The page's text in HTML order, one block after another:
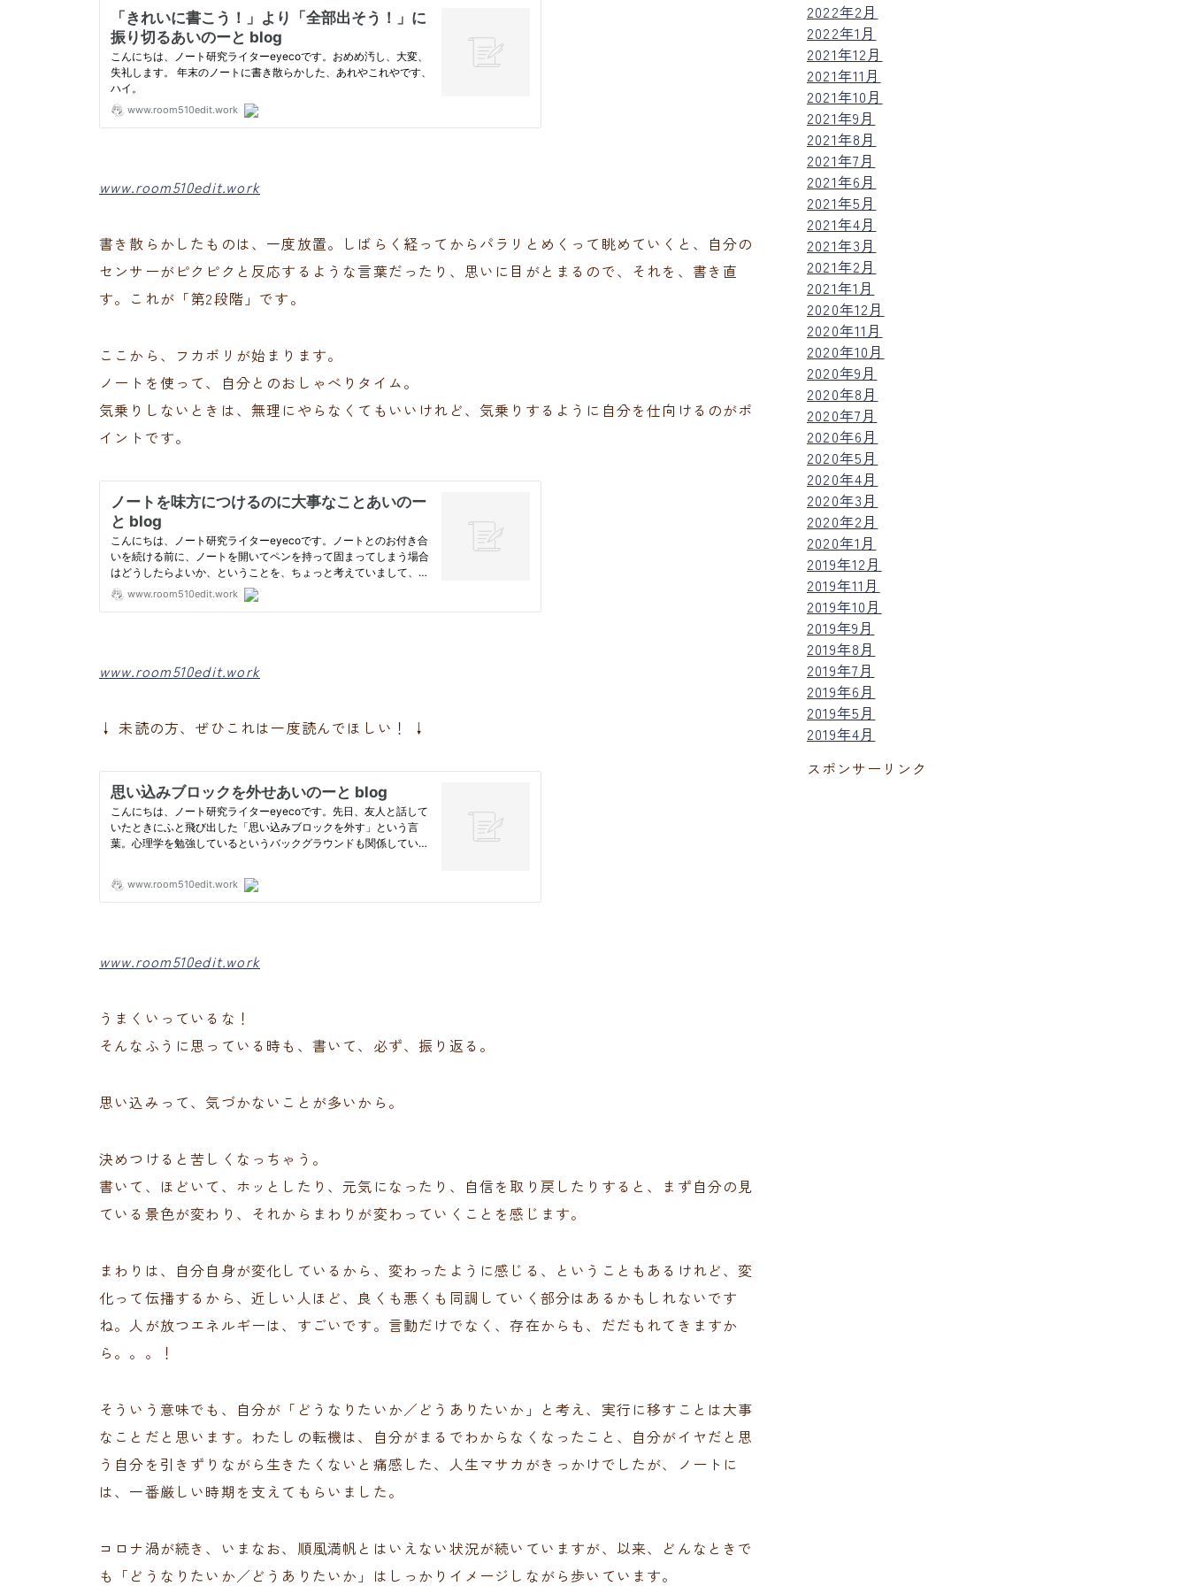
www.room510edit.work
書き散らかしたものは、一度放置。しばらく経ってからパラリとめくって眺めていくと、自分の
センサーがピクピクと反応するような言葉だったり、思いに目がとまるので、それを、書き直
す。これが「第2段階」です。
ここから、フカボリが始まります。
ノートを使って、自分とのおしゃべりタイム。
気乗りしないときは、無理にやらなくてもいいけれど、気乗りするように自分を仕向けるのがポ
イントです。
www.room510edit.work
↓ 未読の方、ぜひこれは一度読んでほしい！ ↓
www.room510edit.work
うまくいっているな！
そんなふうに思っている時も、書いて、必ず、振り返る。
思い込みって、気づかないことが多いから。
決めつけると苦しくなっちゃう。
書いて、ほどいて、ホッとしたり、元気になったり、自信を取り戻したりすると、まず自分の見
ている景色が変わり、それからまわりが変わっていくことを感じます。
まわりは、自分自身が変化しているから、変わったように感じる、ということもあるけれど、変
化って伝播するから、近しい人ほど、良くも悪くも同調していく部分はあるかもしれないです
ね。人が放つエネルギーは、すごいです。言動だけでなく、存在からも、だだもれてきますか
ら。。。！
そういう意味でも、自分が「どうなりたいか／どうありたいか」と考え、実行に移すことは大事
なことだと思います。わたしの転機は、自分がまるでわからなくなったこと、自分がイヤだと思
う自分を引きずりながら生きたくないと痛感した、人生マサカがきっかけでしたが、ノートに
は、一番厳しい時期を支えてもらいました。
コロナ渦が続き、いまなお、順風満帆とはいえない状況が続いていますが、以来、どんなときで
も「どうなりたいか／どうありたいか」はしっかりイメージしながら歩いています。
2022年2月
2022年1月
2021年12月
2021年11月
2021年10月
2021年9月
2021年8月
2021年7月
2021年6月
2021年5月
2021年4月
2021年3月
2021年2月
2021年1月
2020年12月
2020年11月
2020年10月
2020年9月
2020年8月
2020年7月
2020年6月
2020年5月
2020年4月
2020年3月
2020年2月
2020年1月
2019年12月
2019年11月
2019年10月
2019年9月
2019年8月
2019年7月
2019年6月
2019年5月
2019年4月
スポンサーリンク